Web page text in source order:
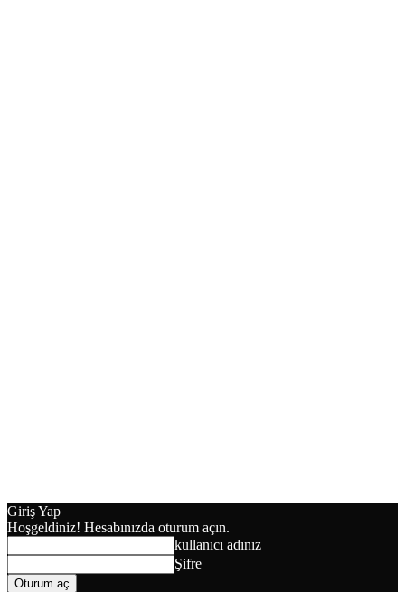
Giriş Yap
Hoşgeldiniz! Hesabınızda oturum açın.
kullanıcı adınız
Şifre